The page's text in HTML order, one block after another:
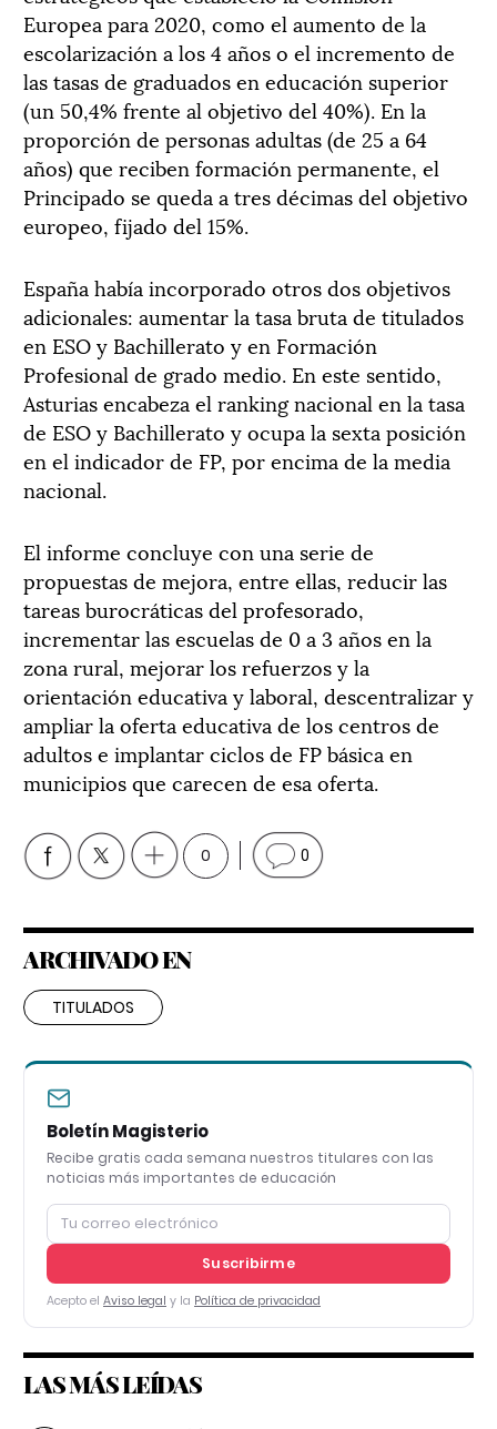
Europea para 2020, como el aumento de la
escolarización a los 4 años o el incremento de
las tasas de graduados en educación superior
(un 50,4% frente al objetivo del 40%). En la
proporción de personas adultas (de 25 a 64
años) que reciben formación permanente, el
Principado se queda a tres décimas del objetivo
europeo, fijado del 15%.
España había incorporado otros dos objetivos
adicionales: aumentar la tasa bruta de titulados
en ESO y Bachillerato y en Formación
Profesional de grado medio. En este sentido,
Asturias encabeza el ranking nacional en la tasa
de ESO y Bachillerato y ocupa la sexta posición
en el indicador de FP, por encima de la media
nacional.
El informe concluye con una serie de
propuestas de mejora, entre ellas, reducir las
tareas burocráticas del profesorado,
incrementar las escuelas de 0 a 3 años en la
zona rural, mejorar los refuerzos y la
orientación educativa y laboral, descentralizar y
ampliar la oferta educativa de los centros de
adultos e implantar ciclos de FP básica en
municipios que carecen de esa oferta.
0 0
ARCHIVADO EN
TITULADOS
Boletín Magisterio
Recibe gratis cada semana nuestros titulares con las
noticias más importantes de educación
Suscribirme
Acepto el Aviso legal y la Política de privacidad
LAS MÁS LEÍDAS